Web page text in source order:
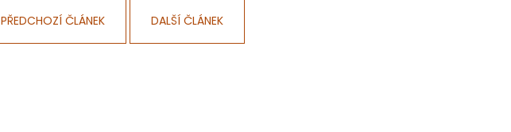
PŘEDCHOZÍ ČLÁNEK DALŠÍ ČLÁNEK